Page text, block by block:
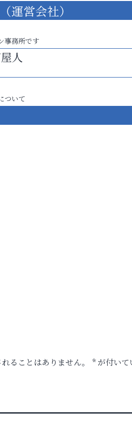
運営会社）
事務所です
人
ついて
ることはありません。 *が付いて